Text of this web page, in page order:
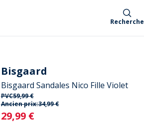
Recherche
Bisgaard
Bisgaard Sandales Nico Fille Violet
PVC59,99 €
Ancien prix:34,99 €
Current
29,99 €